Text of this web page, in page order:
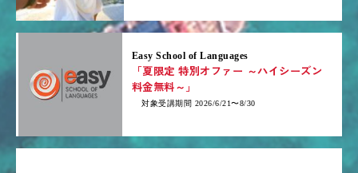
Easy School of Languages
「夏限定 特別オファー ～ハイシーズン
料金無料～」
対象受講期間 2026/6/21〜8/30